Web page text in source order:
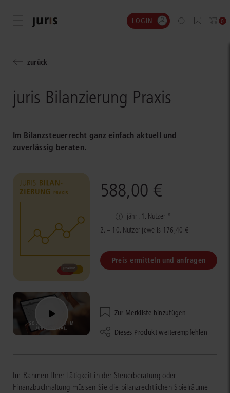
Menü öffnen LOGIN 0
zurück
juris Bilanzierung Praxis
Im Bilanzsteuerrecht ganz einfach aktuell und
zuverlässig beraten.
Im Rahmen Ihrer Tätigkeit in der Steuerberatung oder
Finanzbuchhaltung müssen Sie die bilanzrechtlichen Spielräume
588,00 €
jährl. 1. Nutzer *
2. – 10. Nutzer jeweils 176,40 €
Preis ermitteln und anfragen
Zur Merkliste hinzufügen
Dieses Produkt weiterempfehlen